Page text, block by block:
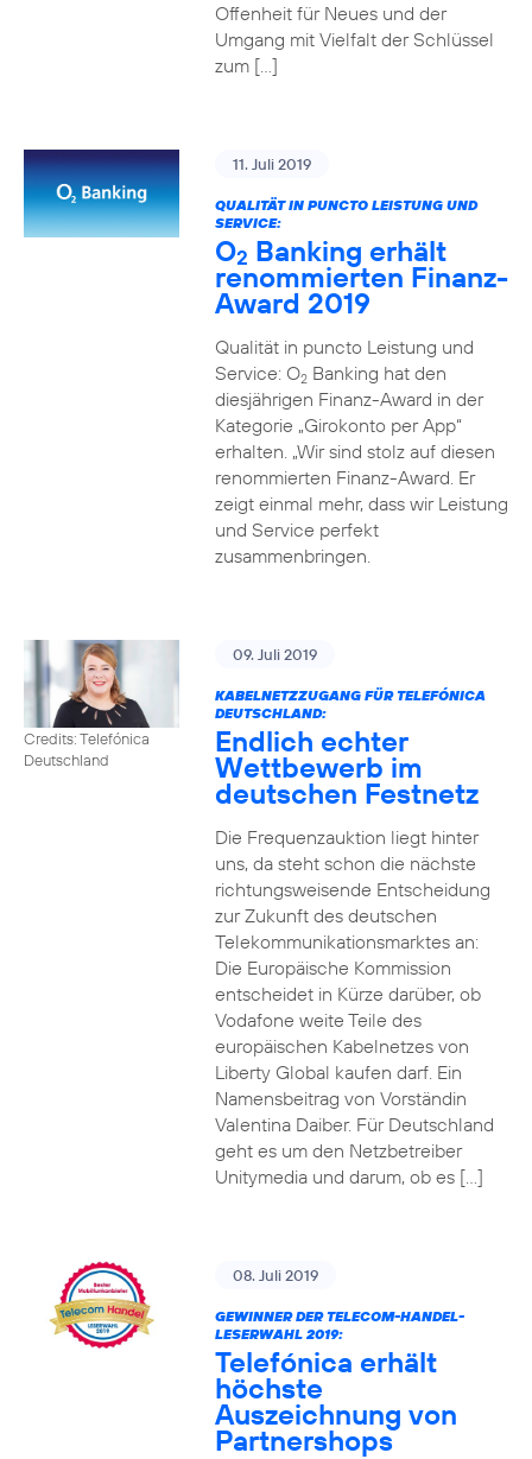
Offenheit für Neues und der
Umgang mit Vielfalt der Schlüssel
zum […]
11. Juli 2019
QUALITÄT IN PUNCTO LEISTUNG UND
SERVICE:
O2 Banking erhält
renommierten Finanz-
Award 2019
Qualität in puncto Leistung und
Service: O2Banking hat den
diesjährigen Finanz-Award in der
Kategorie „Girokonto per App“
erhalten. „Wir sind stolz auf diesen
renommierten Finanz-Award. Er
zeigt einmal mehr, dass wir Leistung
und Service perfekt
zusammenbringen.
Credits: Telefónica
Deutschland
09. Juli 2019
KABELNETZZUGANG FÜR TELEFÓNICA
DEUTSCHLAND:
Endlich echter
Wettbewerb im
deutschen Festnetz
Die Frequenzauktion liegt hinter
uns, da steht schon die nächste
richtungsweisende Entscheidung
zur Zukunft des deutschen
Telekommunikationsmarktes an:
Die Europäische Kommission
entscheidet in Kürze darüber, ob
Vodafone weite Teile des
europäischen Kabelnetzes von
Liberty Global kaufen darf. Ein
Namensbeitrag von Vorständin
Valentina Daiber. Für Deutschland
geht es um den Netzbetreiber
Unitymedia und darum, ob es […]
08. Juli 2019
GEWINNER DER TELECOM-HANDEL-
LESERWAHL 2019:
Telefónica erhält
höchste
Auszeichnung von
Partnershops